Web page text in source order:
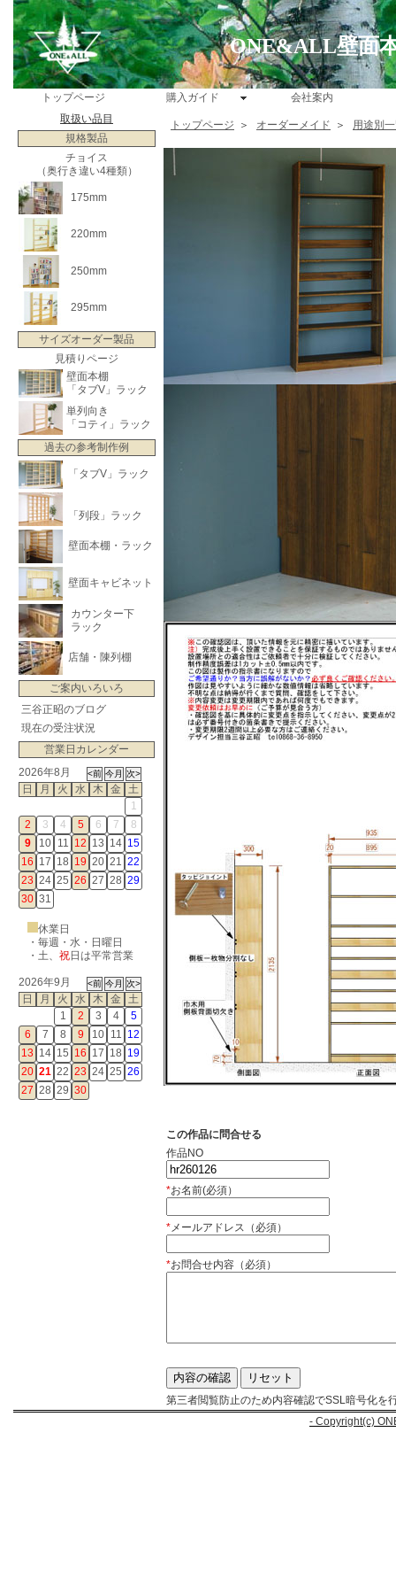
ONE&ALL壁面
トップページ 購入ガイド
会社案内
取扱い品目
規格製品
チョイス
（奥行き違い4種類）
175mm
220mm
250mm
295mm
サイズオーダー製品
見積りページ
壁面本棚
「タブV」ラック
単列向き
「コティ」ラック
過去の参考制作例
「タブV」ラック
「列段」ラック
壁面本棚・ラック
壁面キャビネット
カウンター下
ラック
店舗・陳列棚
ご案内いろいろ
三谷正昭のブログ
現在の受注状況
営業日カレンダー
2026年8月
日
月 火 水 木 金
土
1
2
3 4 5 6 7
8
9
10 11 12 13 14 15
16 17 18 19 20 21 22
23 24 25 26 27 28 29
30 31
休業日
・毎週・水・日曜日
・ 土、 祝日は平常営業
2026年9月
日
月 火 水 木 金
土
1
2 3 4
5
6
7 8 9 10 11 12
13 14 15 16 17 18 19
20 21 22 23 24 25 26
27 28 29 30
トップページ ＞ オーダーメイド ＞ 用途別
この作品に問合せる
作品NO
*お名前(必須）
*メールアドレス（必須）
*お問合せ内容（必須）
第三者閲覧防止のため内容確認でSSL暗号化を
- Copyright(c)